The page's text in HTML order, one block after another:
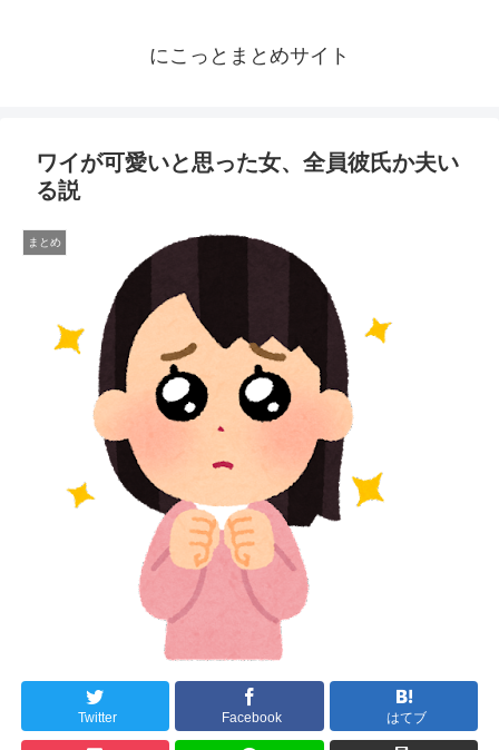
にこっとまとめサイト
ワイが可愛いと思った女、全員彼氏か夫い
る説
まとめ
Twitter Facebook はてブ